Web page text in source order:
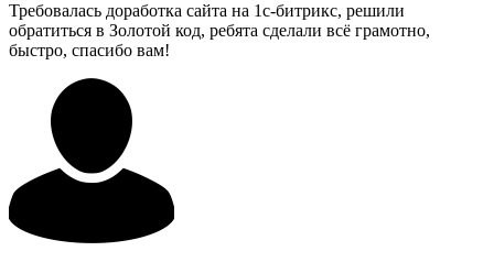
Требовалась доработка сайта на 1с-битрикс, решили
обратиться в Золотой код, ребята сделали всё грамотно,
быстро, спасибо вам!